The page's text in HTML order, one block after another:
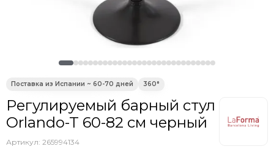
Регулируемый барный стул
Orlando-T 60-82 см черный
Артикул: 265994134